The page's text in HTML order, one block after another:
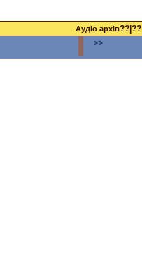
Аудіо архів??|??
>>